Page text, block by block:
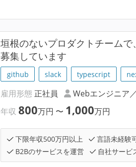
垣根のないプロダクトチーム
募集しています
github slack typescript
雇用形態 正社員 Webエンジニア
年収800万円 〜 1,000万円
下限年収500万円以上 言語未経験
B2Bのサービスを運営
自社サービ